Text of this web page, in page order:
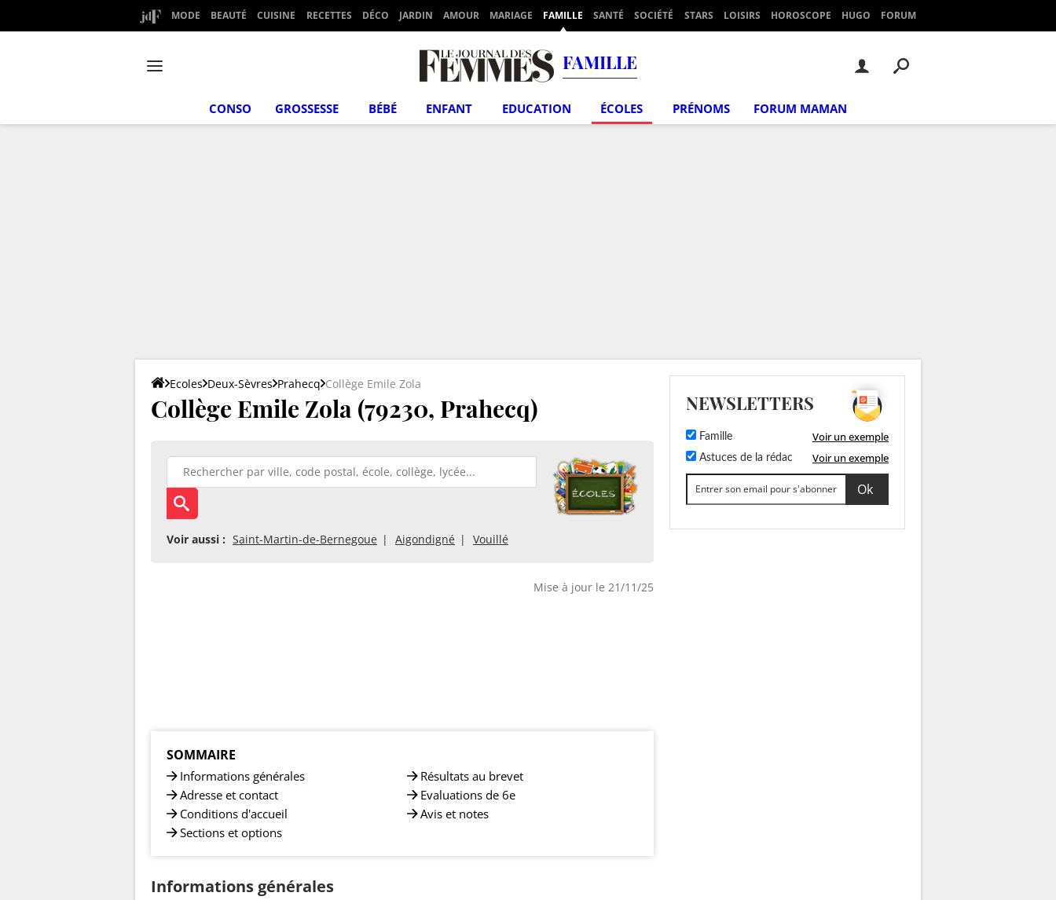
MODE BEAUTÉ CUISINE RECETTES DÉCO JARDIN AMOUR MARIAGE FAMILLE SANTÉ SOCIÉTÉ STARS LOISIRS HOROSCOPE HUGO FORUM
FAMILLE
CONSO GROSSESSE BÉBÉ ENFANT EDUCATION ÉCOLES PRÉNOMS FORUM MAMAN
Ecoles Deux-Sèvres Prahecq Collège Emile Zola
Collège Emile Zola (79230, Prahecq)
Voir aussi : Saint-Martin-de-Bernegoue Aigondigné Vouillé
Mise à jour le 21/11/25
SOMMAIRE
Informations générales
Adresse et contact
Conditions d'accueil
Sections et options
Résultats au brevet
Evaluations de 6e
Avis et notes
Informations générales
NEWSLETTERS
Famille Voir un exemple
Astuces de la rédac Voir un exemple